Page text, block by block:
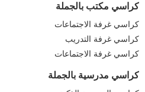
كراسي مكتب بالجملة
كراسي غرفة الاجتماعات
كراسي غرفة التدريب
كراسي غرفة الاجتماعات
كراسي مدرسية بالجملة